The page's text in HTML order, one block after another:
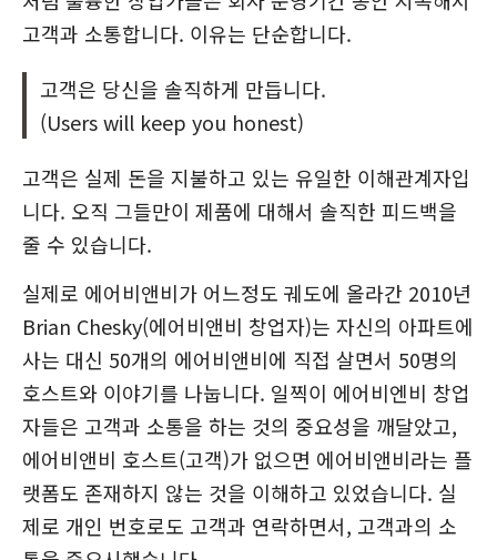
고객과 소통합니다. 이유는 단순합니다.
고객은 당신을 솔직하게 만듭니다.
(Users will keep you honest)
고객은 실제 돈을 지불하고 있는 유일한 이해관계자입
니다. 오직 그들만이 제품에 대해서 솔직한 피드백을
줄 수 있습니다.
실제로 에어비앤비가 어느정도 궤도에 올라간 2010년
Brian Chesky(에어비앤비 창업자)는 자신의 아파트에
사는 대신 50개의 에어비앤비에 직접 살면서 50명의
호스트와 이야기를 나눕니다. 일찍이 에어비엔비 창업
자들은 고객과 소통을 하는 것의 중요성을 깨달았고,
에어비앤비 호스트(고객)가 없으면 에어비앤비라는 플
랫폼도 존재하지 않는 것을 이해하고 있었습니다. 실
제로 개인 번호로도 고객과 연락하면서, 고객과의 소